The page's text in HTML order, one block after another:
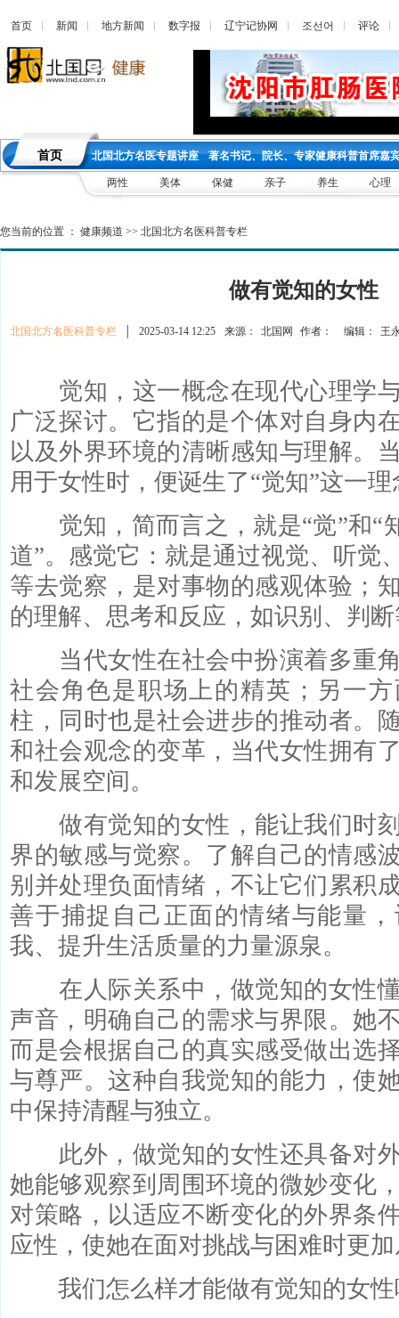
首页 新闻 地方新闻 数字报 辽宁记协网 조선어 评论
首页 北国北方名医专题讲座 著名书记、院长、专家健康科普首席嘉
两性 美体 保健 亲子 养生 心理
您当前的位置 ： 健康频道 >> 北国北方名医科普专栏
做有觉知的女性
北国北方名医科普专栏 2025-03-14 12:25 来源： 北国网 作者： 编辑： 王
觉知，这一概念在现代心理学与
广泛探讨。它指的是个体对自身内
以及外界环境的清晰感知与理解。
用于女性时，便诞生了“觉知”这一理
觉知，简而言之，就是“觉”和“
道”。感觉它：就是通过视觉、听觉
等去觉察，是对事物的感观体验；
的理解、思考和反应，如识别、判
当代女性在社会中扮演着多重角
社会角色是职场上的精英；另一
柱，同时也是社会进步的推动者。
和社会观念的变革，当代女性拥有
和发展空间。
做有觉知的女性，能让我们时刻
界的敏感与觉察。了解自己的情感
别并处理负面情绪，不让它们累积
善于捕捉自己正面的情绪与能量
我、提升生活质量的力量源泉。
在人际关系中，做觉知的女性懂
声音，明确自己的需求与界限。她
而是会根据自己的真实感受做出选
与尊严。这种自我觉知的能力，使
中保持清醒与独立。
此外，做觉知的女性还具备对外
她能够观察到周围环境的微妙变化
对策略，以适应不断变化的外界条
应性，使她在面对挑战与困难时更
我们怎么样才能做有觉知的女